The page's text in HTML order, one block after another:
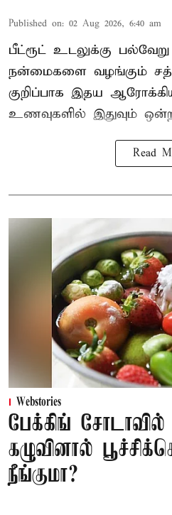
Published on: 02 Aug 2026, 6:40 am
பீட்ரூட் உடலுக்கு
நன்மைகளை வழங்கும்
குறிப்பாக இதய
உணவுகளில் இதுவும்
Read
Webstories
பேக்கிங்
கழுவினால்
நீங்குமா?